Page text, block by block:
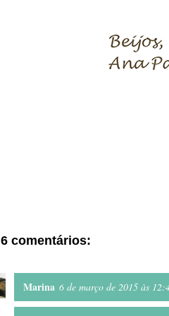
6 comentários:
Marina 6 de março de 2015 às